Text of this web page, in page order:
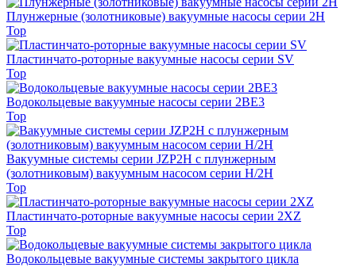
Плунжерные (золотниковые) вакуумные насосы серии 2Н
Top
Пластинчато-роторные вакуумные насосы серии SV
Top
Водокольцевые вакуумные насосы серии 2BE3
Top
Вакуумные системы серии JZP2H с плунжерным
(золотниковым) вакуумным насосом серии H/2H
Top
Пластинчато-роторные вакуумные насосы серии 2XZ
Top
Водокольцевые вакуумные системы закрытого цикла